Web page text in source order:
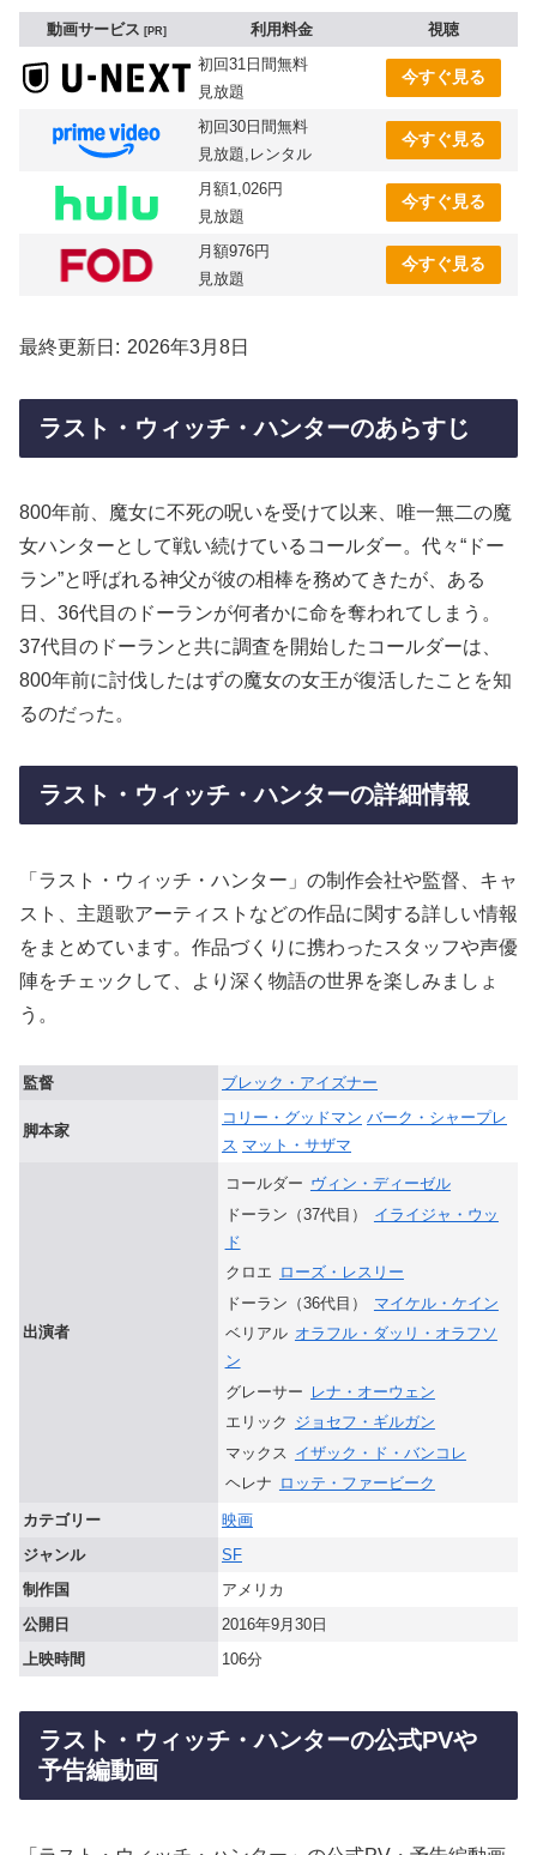
動画サービス PR 利用料金
視聴
初回31日間無料
見放題
今すぐ見る
初回30日間無料
見放題,レンタル
今すぐ見る
月額1,026円
見放題
今すぐ見る
月額976円
見放題
今すぐ見る
最終更新日 2026年3月8日
ラスト・ウィッチ・ハンターのあらすじ
800年前、魔女に不死の呪いを受けて以来、唯一無二の魔
女ハンターとして戦い続けているコールダー。代々“ドー
ラン”と呼ばれる神父が彼の相棒を務めてきたが、ある
日、36代目のドーランが何者かに命を奪われてしまう。
37代目のドーランと共に調査を開始したコールダーは、
800年前に討伐したはずの魔女の女王が復活したことを知
るのだった。
ラスト・ウィッチ・ハンターの詳細情報
「ラスト・ウィッチ・ハンター」の制作会社や監督、キャ
スト、主題歌アーティストなどの作品に関する詳しい情報
をまとめています。作品づくりに携わったスタッフや声優
陣をチェックして、より深く物語の世界を楽しみましょ
う。
監督 ブレック・アイズナー
脚本家
コリー・グッドマン バーク・シャープレ
ス マット・サザマ
出演者
コールダー ヴィン・ディーゼル
ドーラン（37代目）
イライジャ・ウッ
ド
クロエ ローズ・レスリー
ドーラン（36代目）
マイケル・ケイン
ベリアル オラフル・ダッリ・オラフソ
ン
グレーサー レナ・オーウェン
エリック ジョセフ・ギルガン
マックス イザック・ド・バンコレ
ヘレナ ロッテ・ファービーク
カテゴリー
映画
ジャンル
SF
制作国
アメリカ
公開日
2016年9月30日
上映時間
106分
ラスト・ウィッチ・ハンターの公式PVや
予告編動画